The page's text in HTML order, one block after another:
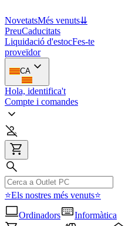
NovetatsMés venuts⇊
PreuCaducitats
Liquidació d'estocFes-te
proveïdor
CA
Hola, identifica't
Compte i comandes
⭐Els nostres més venuts⭐
Ordinadors
Informàtica